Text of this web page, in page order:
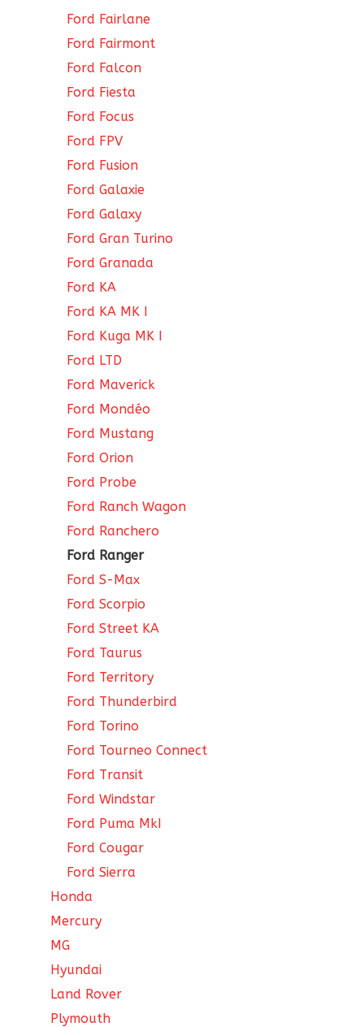
Ford Fairlane
Ford Fairmont
Ford Falcon
Ford Fiesta
Ford Focus
Ford FPV
Ford Fusion
Ford Galaxie
Ford Galaxy
Ford Gran Turino
Ford Granada
Ford KA
Ford KA MK I
Ford Kuga MK I
Ford LTD
Ford Maverick
Ford Mondéo
Ford Mustang
Ford Orion
Ford Probe
Ford Ranch Wagon
Ford Ranchero
Ford Ranger
Ford S-Max
Ford Scorpio
Ford Street KA
Ford Taurus
Ford Territory
Ford Thunderbird
Ford Torino
Ford Tourneo Connect
Ford Transit
Ford Windstar
Ford Puma MkI
Ford Cougar
Ford Sierra
Honda
Mercury
MG
Hyundai
Land Rover
Plymouth